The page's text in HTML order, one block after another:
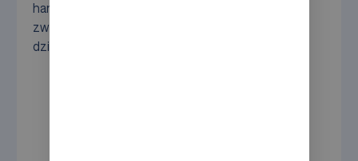
handlu elektronicznym i pokonuje wyzwania
związane z przechowywaniem pudełek na buty
dzięki innowacyjnej technologii robotów.